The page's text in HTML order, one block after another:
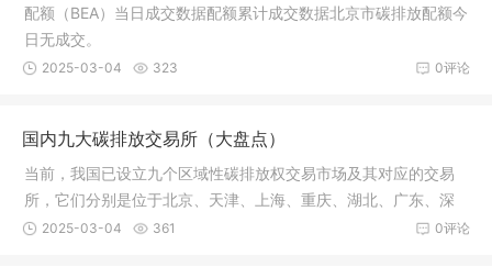
配额（BEA）当日成交数据配额累计成交数据北京市碳排放配额今
日无成交。
0评论
2025-03-04 323
国内九大碳排放交易所（大盘点）
当前，我国已设立九个区域性碳排放权交易市场及其对应的交易
所，它们分别是位于北京、天津、上海、重庆、湖北、广东、深
圳、四川
0评论
2025-03-04 361